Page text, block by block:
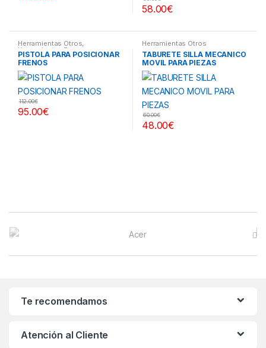
58.00€
Herramientas Otros,
Herramientas Frenos y
Refrigeración
PISTOLA PARA POSICIONAR
FRENOS
95.00€
112.00€
Herramientas Otros
TABURETE SILLA MECANICO
MOVIL PARA PIEZAS
48.00€
60.00€
Te recomendamos
Atención al Cliente